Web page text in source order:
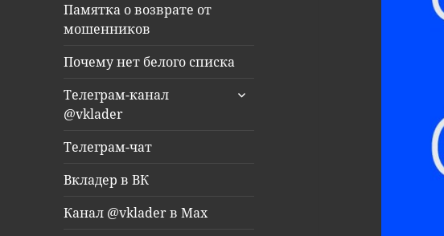
Памятка о возврате от
мошенников
Почему нет белого списка
Телеграм-канал
@vklader
раскрыть
Телеграм-чат
Вкладер в ВК
Канал @vklader в Max